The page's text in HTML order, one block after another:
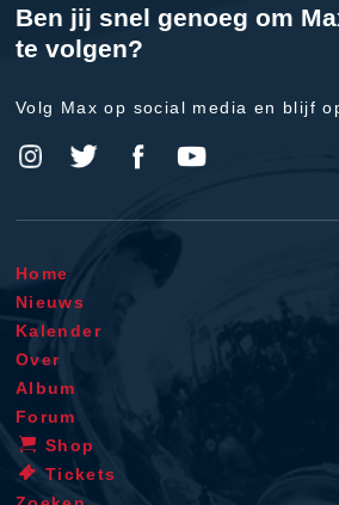
Ben jij snel genoeg om
te volgen?
Volg Max op social media en blijf
Home
Nieuws
Kalender
Over
Album
Forum
Shop
Tickets